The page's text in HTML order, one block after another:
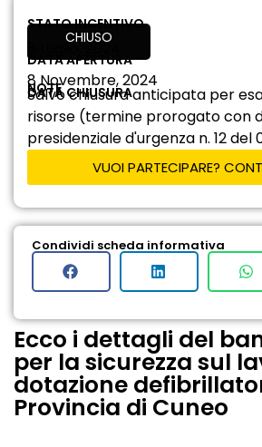
STATO INCENTIVO
CHIUSO
DATA APERTURA
DATA CHIUSURA
8 Luglio, 2024
8 Novembre, 2024
NOTE
Salvo chiusura anticipata per
risorse (termine prorogato con
presidenziale d'urgenza n. 12
VUOI PARTECIPARE?
Condividi scheda informativa
Ecco i dettagli del
per la sicurezza sul
dotazione
Provincia di Cuneo